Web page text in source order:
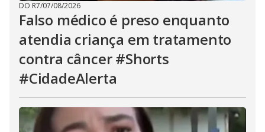
DO R7/07/08/2026
Falso médico é preso enquanto
atendia criança em tratamento
contra câncer #Shorts
#CidadeAlerta